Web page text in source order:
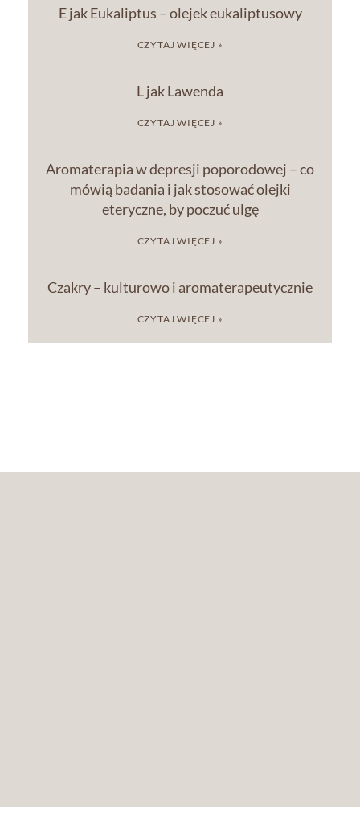
E jak Eukaliptus – olejek eukaliptusowy
CZYTAJ WIĘCEJ »
L jak Lawenda
CZYTAJ WIĘCEJ »
Aromaterapia w depresji poporodowej – co
mówią badania i jak stosować olejki
eteryczne, by poczuć ulgę
CZYTAJ WIĘCEJ »
Czakry – kulturowo i aromaterapeutycznie
CZYTAJ WIĘCEJ »